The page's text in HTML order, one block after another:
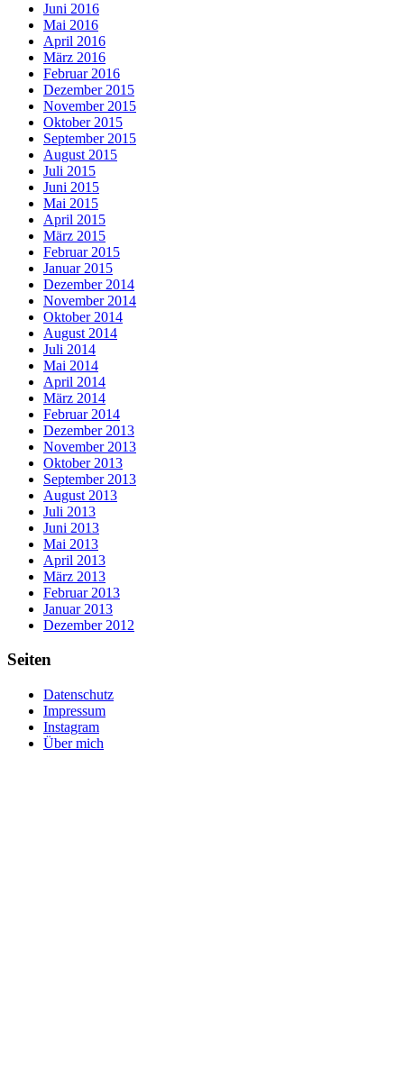
Juni 2016
Mai 2016
April 2016
März 2016
Februar 2016
Dezember 2015
November 2015
Oktober 2015
September 2015
August 2015
Juli 2015
Juni 2015
Mai 2015
April 2015
März 2015
Februar 2015
Januar 2015
Dezember 2014
November 2014
Oktober 2014
August 2014
Juli 2014
Mai 2014
April 2014
März 2014
Februar 2014
Dezember 2013
November 2013
Oktober 2013
September 2013
August 2013
Juli 2013
Juni 2013
Mai 2013
April 2013
März 2013
Februar 2013
Januar 2013
Dezember 2012
Seiten
Datenschutz
Impressum
Instagram
Über mich